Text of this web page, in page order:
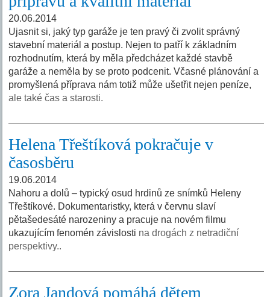
20.06.2014
Ujasnit si, jaký typ garáže je ten pravý či zvolit správný
stavební materiál a postup. Nejen to patří k základním
rozhodnutím, která by měla předcházet každé stavbě
garáže a neměla by se proto podcenit. Včasné plánování a
promyšlená příprava nám totiž může ušetřit nejen peníze,
ale také čas a starosti.
Helena Třeštíková pokračuje v
časosběru
19.06.2014
Nahoru a dolů – typický osud hrdinů ze snímků Heleny
Třeštíkové. Dokumentaristky, která v červnu slaví
pětašedesáté narozeniny a pracuje na novém filmu
ukazujícím fenomén závislosti na drogách z netradiční
perspektivy..
Zora Jandová pomáhá dětem